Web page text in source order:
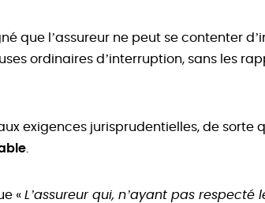
que l’assureur ne peut se contenter
ordinaires d’interruption, sans les
exigences jurisprudentielles, de sorte
« L’assureur qui, n’ayant pas respecté